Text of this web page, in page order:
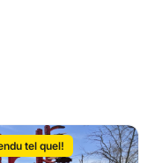
tel quel!